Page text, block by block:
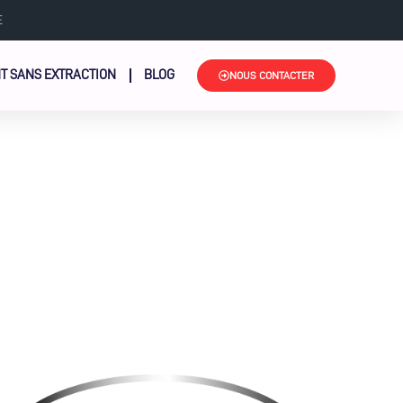
SANS EXTRACTION BLOG NOUS CONTACTER